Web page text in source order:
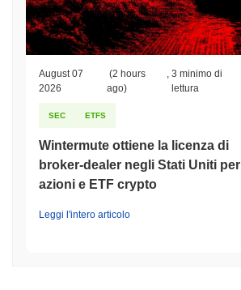
August 07
2026
(2 hours
ago)
,3 minimo di
lettura
SEC ETFS
Wintermute ottiene la licenza di
broker-dealer negli Stati Uniti per
azioni e ETF crypto
Leggi l'intero articolo